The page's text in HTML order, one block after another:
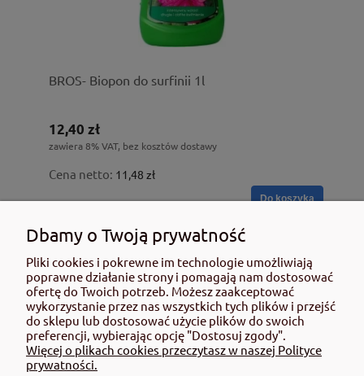
BROS- Biopon do surfinii 1l
12,40 zł
zawiera 8% VAT, bez kosztów dostawy
Cena netto: 11,48 zł
Do koszyka
Dbamy o Twoją prywatność
Pliki cookies i pokrewne im technologie umożliwiają
poprawne działanie strony i pomagają nam dostosować
ofertę do Twoich potrzeb. Możesz zaakceptować
wykorzystanie przez nas wszystkich tych plików i przejść
do sklepu lub dostosować użycie plików do swoich
preferencji, wybierając opcję "Dostosuj zgody".
Więcej o plikach cookies przeczytasz w naszej Polityce
prywatności.